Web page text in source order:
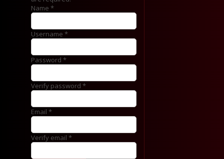
Name *
Username *
Password *
Verify password *
Email *
Verify email *